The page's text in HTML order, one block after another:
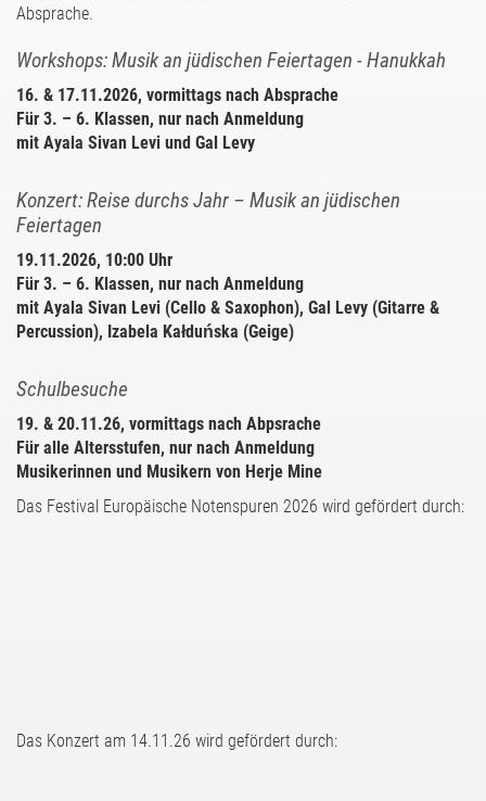
Absprache.
Workshops: Musik an jüdischen Feiertagen - Hanukkah
16. & 17.11.2026, vormittags nach Absprache
Für 3. – 6. Klassen, nur nach Anmeldung
mit Ayala Sivan Levi und Gal Levy
Konzert: Reise durchs Jahr – Musik an jüdischen
Feiertagen
19.11.2026, 10:00 Uhr
Für 3. – 6. Klassen, nur nach Anmeldung
mit Ayala Sivan Levi (Cello & Saxophon), Gal Levy (Gitarre &
Percussion), Izabela Kałduńska (Geige)
Schulbesuche
19. & 20.11.26, vormittags nach Abpsrache
Für alle Altersstufen, nur nach Anmeldung
Musikerinnen und Musikern von Herje Mine
Das Festival Europäische Notenspuren 2026 wird gefördert durch:
Das Konzert am 14.11.26 wird gefördert durch: